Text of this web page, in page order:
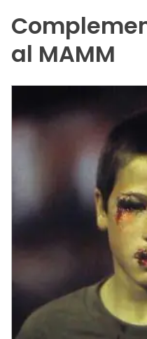
al MAMM